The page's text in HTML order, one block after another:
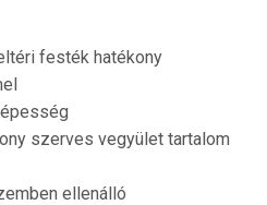
festék hatékony
szerves vegyület tartalom
ellenálló